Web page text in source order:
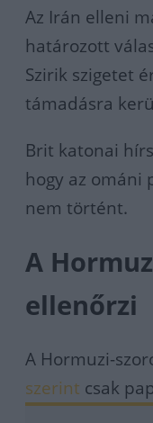
Az Irán elleni
határozott
Szirik szigetet
támadásra
Brit katonai
hogy az ománi
nem történt.
A
ellenőrzi
A Hormuzi-
szerint csak